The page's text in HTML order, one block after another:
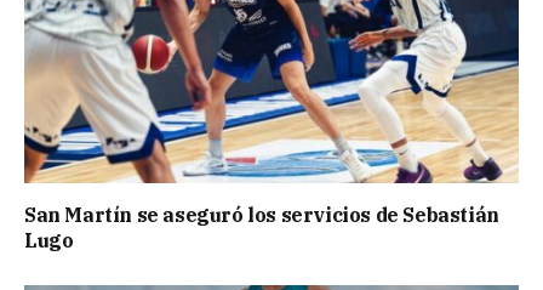
San Martín se aseguró los servicios de Sebastián
Lugo